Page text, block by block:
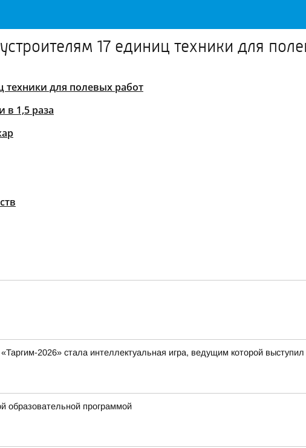
17 единиц техники для
техники для полевых работ
в 1,5 раза
2026» стала интеллектуальная игра, ведущим которой
образовательной программой